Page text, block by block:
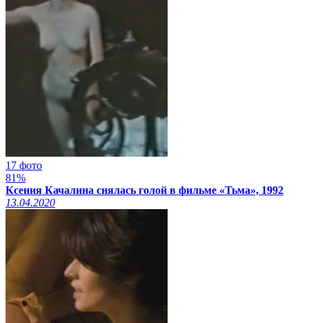
17 фото
81%
Ксения Качалина снялась голой в фильме «Тьма», 1992
13.04.2020